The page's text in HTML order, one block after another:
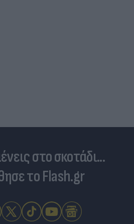
στο σκοτάδι...
το Flash.gr